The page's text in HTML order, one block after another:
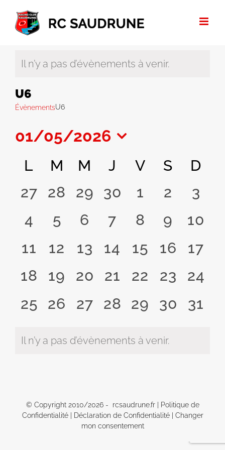
Passer
contenu
Il n’y a pas d’évènements à venir.
U6
ÉvènementsU6
01/05/2026
Sélectionnez
une
date.
Calendrier
de
Évènements
L M M J V S
D
0
évènement,
27
0
évènement,
28
0
évènement,
29
0
évènement,
30
0
évènement,
1
0
2
0
3
0
4
0
5
0
6
0
évènement,
7
0
évènement,
8
0
9
0
10
0
évènement,
11
0
12
0
13
0
14
0
15
0
16
0
17
0
évènement,
18
0
évènement,
19
0
évènement,
20
0
évènement,
21
0
22
0
23
0
24
0
25
0
26
0
27
0
28
0
29
0
30
0
31
Il n’y a pas d’évènements à venir.
© Copyright 2010/2026 - rcsaudrune.fr |
Politique de
Confidentialité| Déclaration de Confidentialité| Changer
mon consentement